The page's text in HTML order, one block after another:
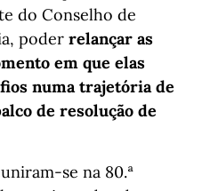
do Conselho de
poder relançar as
em que elas
numa trajetória de
de resolução de
se na 80.ª